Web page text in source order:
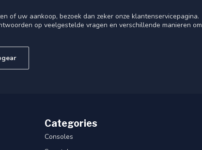
of uw aankoop, bezoek dan zeker onze klantenservicepagina.
op veelgestelde vragen en verschillende manieren om
Categories
Consoles